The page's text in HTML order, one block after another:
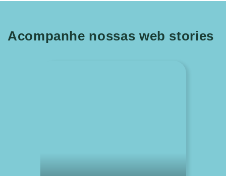
Acompanhe nossas web stories